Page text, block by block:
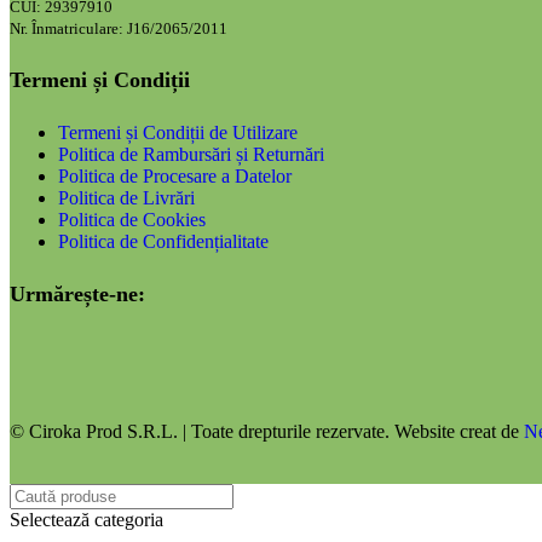
CUI: 29397910
Nr. Înmatriculare: J16/2065/2011
Termeni și Condiții
Termeni și Condiții de Utilizare
Politica de Rambursări și Returnări
Politica de Procesare a Datelor
Politica de Livrări
Politica de Cookies
Politica de Confidențialitate
Urmărește-ne:
© Ciroka Prod S.R.L. | Toate drepturile rezervate. Website creat de
Selectează categoria